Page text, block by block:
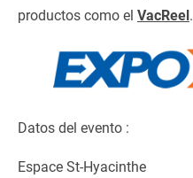
productos como el VacReel.
Datos del evento :
Espace St-Hyacinthe